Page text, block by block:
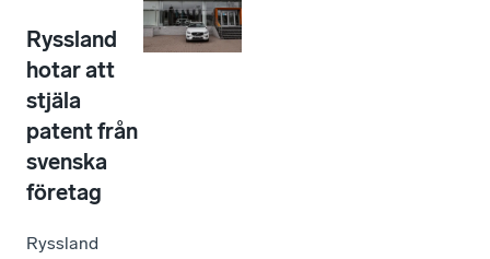
Ryssland
hotar att
stjäla
patent från
svenska
företag
Ryssland